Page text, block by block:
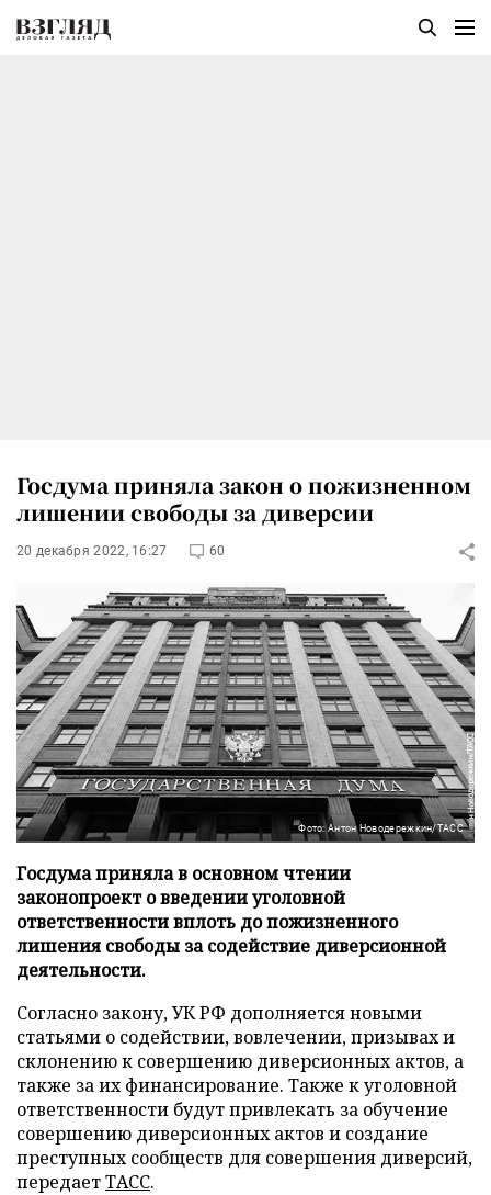
Госдума приняла закон о пожизненном
лишении свободы за диверсии
20 декабря 2022, 16:27 60
Фото: Антон Новодережкин/ТАСС
Госдума приняла в основном чтении
законопроект о введении уголовной
ответственности вплоть до пожизненного
лишения свободы за содействие диверсионной
деятельности.
Согласно закону, УК РФ дополняется новыми
статьями о содействии, вовлечении, призывах и
склонению к совершению диверсионных актов, а
также за их финансирование. Также к уголовной
ответственности будут привлекать за обучение
совершению диверсионных актов и создание
преступных сообществ для совершения диверсий,
передаетТАСС.